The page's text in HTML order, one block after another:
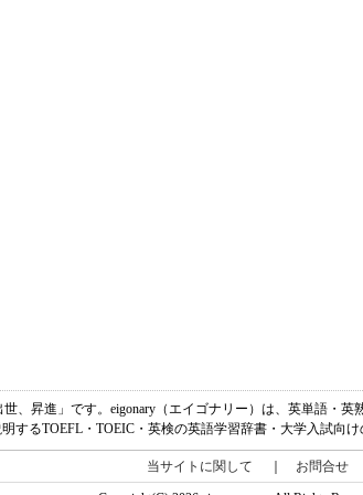
世、昇進」です。eigonary（エイゴナリー）は、英単語・
明するTOEFL・TOEIC・英検の英語学習辞書・大学入試向け
当サイトに関して お問合せ